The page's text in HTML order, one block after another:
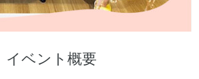
イベント概要